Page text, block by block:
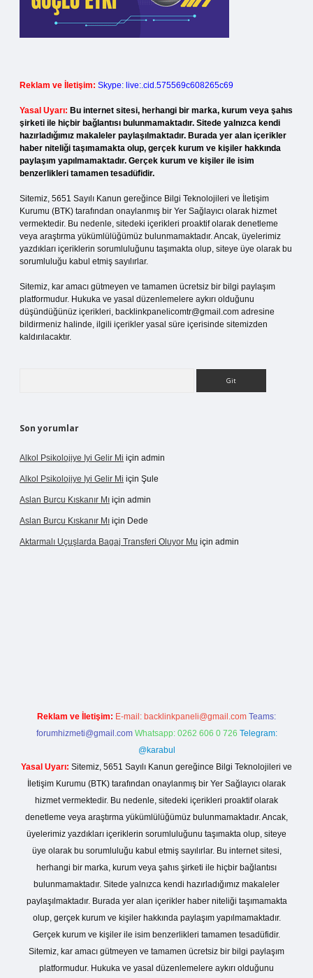
Reklam ve İletişim: Skype: live:.cid.575569c608265c69
Yasal Uyarı: Bu internet sitesi, herhangi bir marka, kurum veya şahıs
şirketi ile hiçbir bağlantısı bulunmamaktadır. Sitede yalnızca kendi
hazırladığımız makaleler paylaşılmaktadır. Burada yer alan içerikler
haber niteliği taşımamakta olup, gerçek kurum ve kişiler hakkında
paylaşım yapılmamaktadır. Gerçek kurum ve kişiler ile isim
benzerlikleri tamamen tesadüfidir.
Sitemiz, 5651 Sayılı Kanun gereğince Bilgi Teknolojileri ve İletişim
Kurumu (BTK) tarafından onaylanmış bir Yer Sağlayıcı olarak hizmet
vermektedir. Bu nedenle, sitedeki içerikleri proaktif olarak denetleme
veya araştırma yükümlülüğümüz bulunmamaktadır. Ancak, üyelerimiz
yazdıkları içeriklerin sorumluluğunu taşımakta olup, siteye üye olarak bu
sorumluluğu kabul etmiş sayılırlar.
Sitemiz, kar amacı gütmeyen ve tamamen ücretsiz bir bilgi paylaşım
platformudur. Hukuka ve yasal düzenlemelere aykırı olduğunu
düşündüğünüz içerikleri, backlinkpanelicomtr@gmail.com adresine
bildirmeniz halinde, ilgili içerikler yasal süre içerisinde sitemizden
kaldırılacaktır.
Son yorumlar
Alkol Psikolojiye Iyi Gelir Mi için admin
Alkol Psikolojiye Iyi Gelir Mi için Şule
Aslan Burcu Kıskanır Mı için admin
Aslan Burcu Kıskanır Mı için Dede
Aktarmalı Uçuşlarda Bagaj Transferi Oluyor Mu için admin
Reklam ve İletişim: E-mail: backlinkpaneli@gmail.com Teams:
forumhizmeti@gmail.com Whatsapp: 0262 606 0 726 Telegram:
@karabul
Yasal Uyarı: Sitemiz, 5651 Sayılı Kanun gereğince Bilgi Teknolojileri ve
İletişim Kurumu (BTK) tarafından onaylanmış bir Yer Sağlayıcı olarak
hizmet vermektedir. Bu nedenle, sitedeki içerikleri proaktif olarak
denetleme veya araştırma yükümlülüğümüz bulunmamaktadır. Ancak,
üyelerimiz yazdıkları içeriklerin sorumluluğunu taşımakta olup, siteye
üye olarak bu sorumluluğu kabul etmiş sayılırlar. Bu internet sitesi,
herhangi bir marka, kurum veya şahıs şirketi ile hiçbir bağlantısı
bulunmamaktadır. Sitede yalnızca kendi hazırladığımız makaleler
paylaşılmaktadır. Burada yer alan içerikler haber niteliği taşımamakta
olup, gerçek kurum ve kişiler hakkında paylaşım yapılmamaktadır.
Gerçek kurum ve kişiler ile isim benzerlikleri tamamen tesadüfidir.
Sitemiz, kar amacı gütmeyen ve tamamen ücretsiz bir bilgi paylaşım
platformudur. Hukuka ve yasal düzenlemelere aykırı olduğunu